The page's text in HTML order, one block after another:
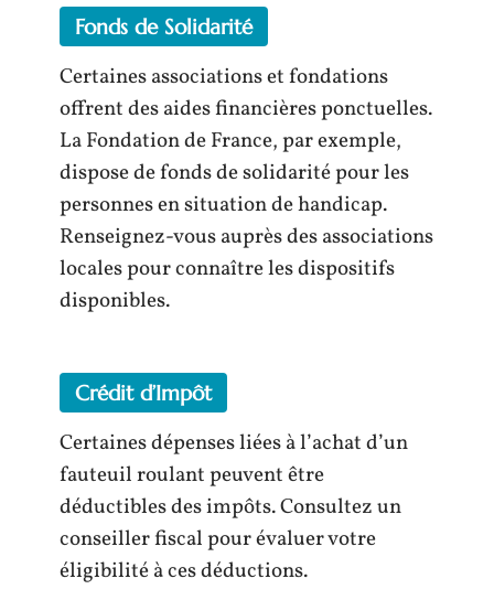
Fonds de Solidarité
Certaines associations et fondations
offrent des aides financières ponctuelles.
La Fondation de France, par exemple,
dispose de fonds de solidarité pour les
personnes en situation de handicap.
Renseignez-vous auprès des associations
locales pour connaître les dispositifs
disponibles.
Crédit d’Impôt
Certaines dépenses liées à l’achat d’un
fauteuil roulant peuvent être
déductibles des impôts. Consultez un
conseiller fiscal pour évaluer votre
éligibilité à ces déductions.